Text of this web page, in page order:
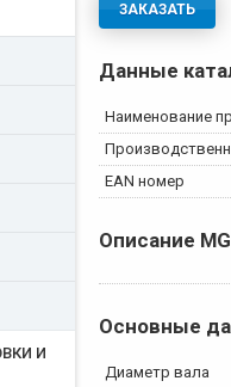
ЗАКАЗАТЬ
Данные
Наименование
EAN номер
Описание
Основные
Диаметр вала
И